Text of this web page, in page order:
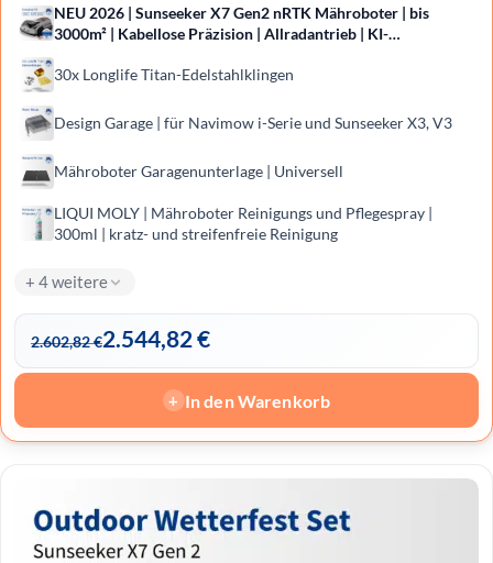
NEU 2026 | Sunseeker X7 Gen2 nRTK Mähroboter | bis
3000m² | Kabellose Präzision | Allradantrieb | KI-
30x Longlife Titan-Edelstahlklingen
Design Garage | für Navimow i-Serie und Sunseeker X3, V3
Mähroboter Garagenunterlage | Universell
LIQUI MOLY | Mähro­boter Reini­gungs und Pfle­ge­spray |
300ml | kratz- und streifenfreie Reinigung
+ 4 weitere
2.602,82€2.544,82€
+ In den Warenkorb